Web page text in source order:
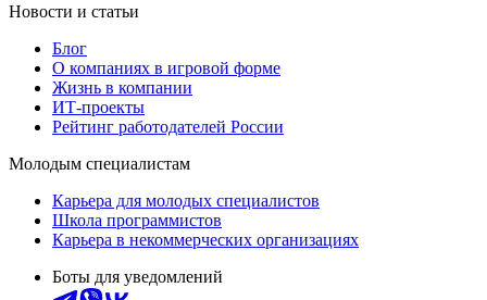
Новости и статьи
Блог
О компаниях в игровой форме
Жизнь в компании
ИТ-проекты
Рейтинг работодателей России
Молодым специалистам
Карьера для молодых специалистов
Школа программистов
Карьера в некоммерческих организациях
Боты для уведомлений